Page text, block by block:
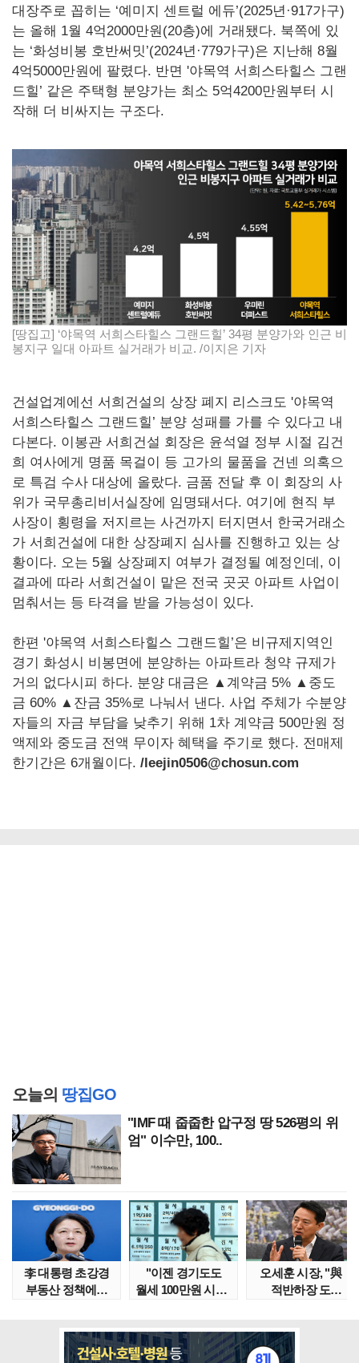
대장주로 꼽히는 ‘예미지 센트럴 에듀’(2025년·917가구)
는 올해 1월 4억2000만원(20층)에 거래됐다. 북쪽에 있
는 ‘화성비봉 호반써밋’(2024년·779가구)은 지난해 8월
4억5000만원에 팔렸다. 반면 '야목역 서희스타힐스 그랜
드힐’ 같은 주택형 분양가는 최소 5억4200만원부터 시
작해 더 비싸지는 구조다.
[땅집고] ‘야목역 서희스타힐스 그랜드힐’ 34평 분양가와 인근 비
봉지구 일대 아파트 실거래가 비교. /이지은 기자
건설업계에선 서희건설의 상장 폐지 리스크도 '야목역
서희스타힐스 그랜드힐’ 분양 성패를 가를 수 있다고 내
다본다. 이봉관 서희건설 회장은 윤석열 정부 시절 김건
희 여사에게 명품 목걸이 등 고가의 물품을 건넨 의혹으
로 특검 수사 대상에 올랐다. 금품 전달 후 이 회장의 사
위가 국무총리비서실장에 임명돼서다. 여기에 현직 부
사장이 횡령을 저지르는 사건까지 터지면서 한국거래소
가 서희건설에 대한 상장폐지 심사를 진행하고 있는 상
황이다. 오는 5월 상장폐지 여부가 결정될 예정인데, 이
결과에 따라 서희건설이 맡은 전국 곳곳 아파트 사업이
멈춰서는 등 타격을 받을 가능성이 있다.
한편 '야목역 서희스타힐스 그랜드힐’은 비규제지역인
경기 화성시 비봉면에 분양하는 아파트라 청약 규제가
거의 없다시피 하다. 분양 대금은 ▲계약금 5% ▲중도
금 60% ▲잔금 35%로 나눠서 낸다. 사업 주체가 수분양
자들의 자금 부담을 낮추기 위해 1차 계약금 500만원 정
액제와 중도금 전액 무이자 혜택을 주기로 했다. 전매제
한기간은 6개월이다. /leejin0506@chosun.com
오늘의 땅집GO
"IMF 때 줍줍한 압구정 땅 526평의 위
엄" 이수만, 100..
李 대통령 초강경
부동산 정책에…
"이젠 경기도도
월세 100만원 시대"
오세훈 시장, "與
적반하장 도